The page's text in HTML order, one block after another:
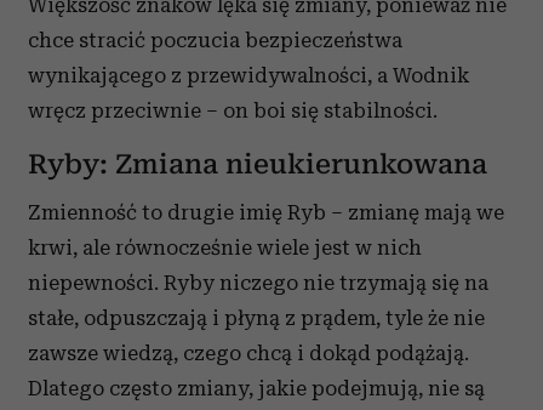
Większość znaków lęka się zmiany, ponieważ nie
chce stracić poczucia bezpieczeństwa
wynikającego z przewidywalności, a Wodnik
wręcz przeciwnie – on boi się stabilności.
Ryby: Zmiana nieukierunkowana
Zmienność to drugie imię Ryb – zmianę mają we
krwi, ale równocześnie wiele jest w nich
niepewności. Ryby niczego nie trzymają się na
stałe, odpuszczają i płyną z prądem, tyle że nie
zawsze wiedzą, czego chcą i dokąd podążają.
Dlatego często zmiany, jakie podejmują, nie są